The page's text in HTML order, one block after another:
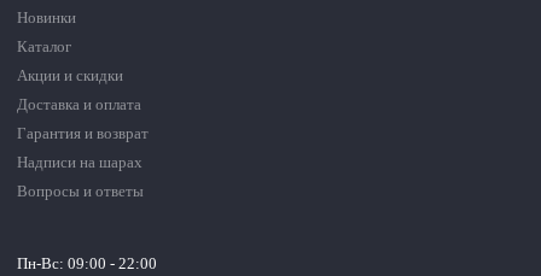
Новинки
Каталог
Акции и скидки
Доставка и оплата
Гарантия и возврат
Надписи на шарах
Вопросы и ответы
Пн-Вс: 09:00 - 22:00